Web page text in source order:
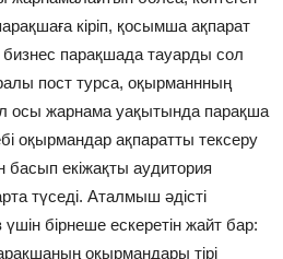
кіріп, қосымша ақпарат
бизнес парақшада тауарды сол
пост турса, оқырманнның
осы жарнама уақытында парақша
оқырмандар ақпаратты тексеру
басып екіжақты аудитория
түседі. Аталмыш әдісті
бірнеше ескеретін жайт бар:
оқырмандары тірі